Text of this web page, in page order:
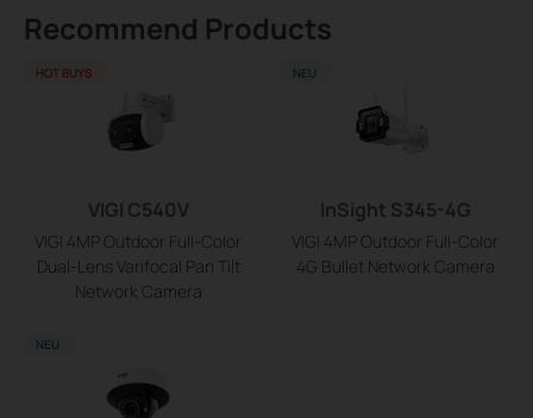
Recommend Products
VIGI C540V
VIGI 4MP Outdoor Full-Color
Dual-Lens Varifocal Pan Tilt
Network Camera
HOT BUYS
InSight S345-4G
VIGI 4MP Outdoor Full-Color
4G Bullet Network Camera
NEU
NEU